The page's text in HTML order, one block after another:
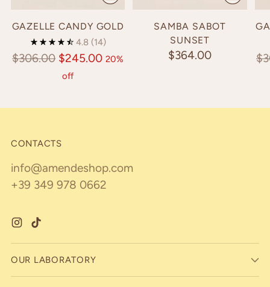
GAZELLE CANDY GOLD
4.8 (14)
Regular
$306.00 $245.00 20%
off
SAMBA SABOT
SUNSET
$364.00
CONTACTS
info@amendeshop.com
+39 349 978 0662
OUR LABORATORY